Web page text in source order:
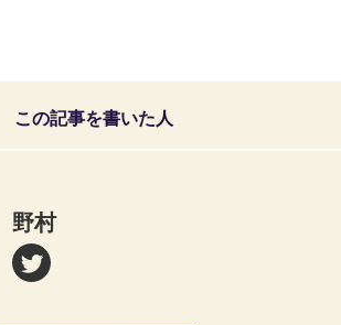
この記事を書いた人
野村